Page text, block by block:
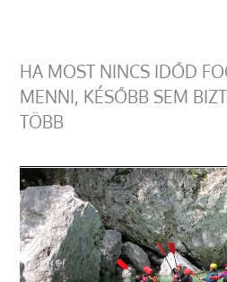
HA MOST NINCS IDŐD
MENNI, KÉSŐBB SEM
TÖBB